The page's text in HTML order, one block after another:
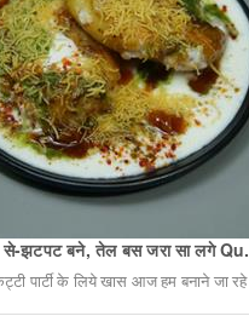
झटपट बने, तेल बस जरा सा लगे
पार्टी के लिये खास आज हम बनाने जा